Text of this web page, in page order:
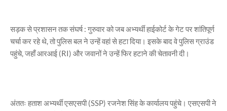
सड़क से प्रशासन तक संघर्ष : गुरुवार को जब अभ्यर्थी हाईकोर्ट के गेट पर शांतिपूर्ण
चर्चा कर रहे थे, तो पुलिस बल ने उन्हें वहां से हटा दिया। इसके बाद वे पुलिस ग्राउंड
पहुंचे, जहाँ आरआई (RI) और जवानों ने उन्हें फिर हटाने की चेतावनी दी।
अंततः हताश अभ्यर्थी एसएसपी (SSP) रजनेश सिंह के कार्यालय पहुंचे। एसएसपी ने